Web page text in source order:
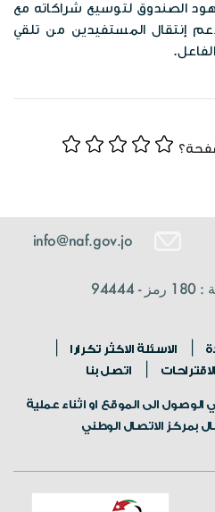
الصندوق لتوسيع شراكاته مع
إنتقال المستفيدين من تلقي
- 94444
الاسئلة الاكثر تكرارا
الاقتراحات اتصل بنا
الى الموقع او اثناء عملية
بمركز الاتصال الوطني